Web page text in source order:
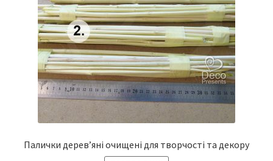
Палички дерев’яні очищені для творчості та декору